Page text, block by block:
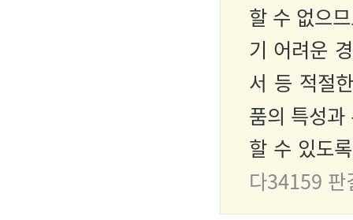
할 수 없으
기 어려운
서 등 적절
품의 특성
할 수 있도
다34159 판